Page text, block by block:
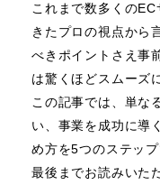
これまで数多くの
きたプロの視点から
べきポイントさえ事
は驚くほどスムーズ
この記事では、単な
い、事業を成功に導
め方を5つのステッ
最後までお読みいた